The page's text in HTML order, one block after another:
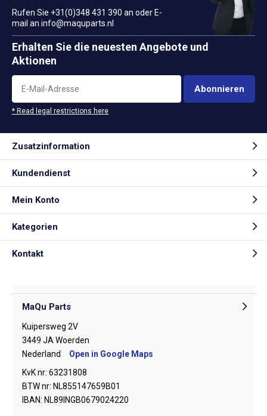
Rufen Sie +31(0)348 431 390 an oder E-
mail an info@maquparts.nl
Erhalten Sie die neuesten Angebote und
Aktionen
Abonnieren
* Read legal restrictions here
Zusatzinformation
Kundendienst
Mein Konto
Kategorien
Kontakt
MaQu Parts
Kuipersweg 2V
3449 JA Woerden
Nederland
Open in Google Maps
KvK nr: 63231808
BTW nr: NL855147659B01
IBAN: NL89INGB0679024220